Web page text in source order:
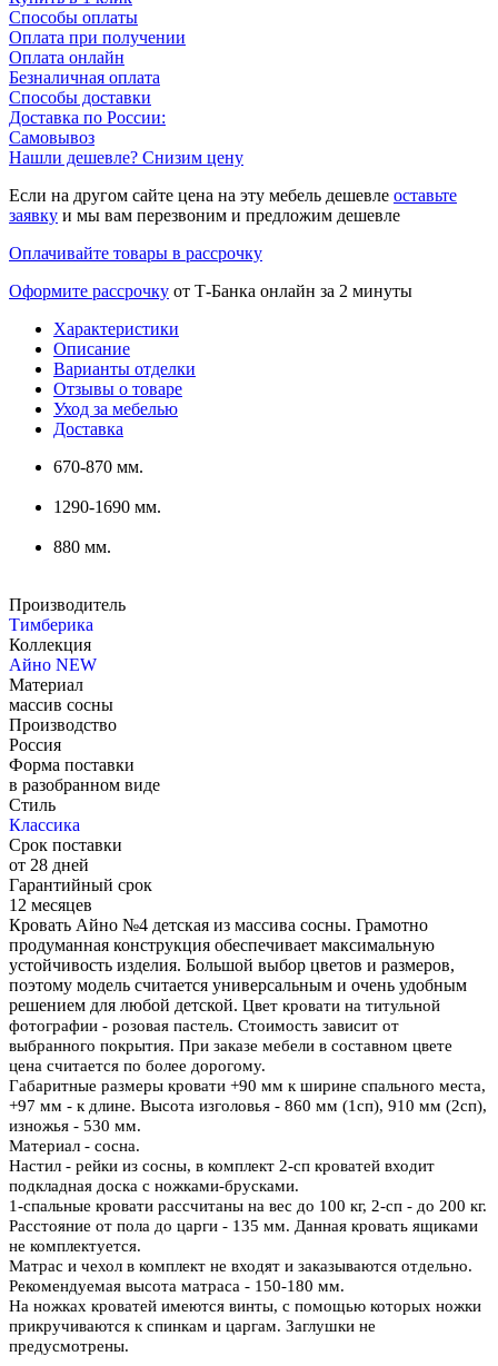
Способы оплаты
Оплата при получении
Оплата онлайн
Безналичная оплата
Способы доставки
Доставка по России:
Самовывоз
Нашли дешевле? Снизим цену
Если на другом сайте цена на эту мебель дешевле оставьте
заявку и мы вам перезвоним и предложим дешевле
Оплачивайте товары в рассрочку
Оформите рассрочку от Т-Банка онлайн за 2 минуты
Характеристики
Описание
Варианты отделки
Отзывы о товаре
Уход за мебелью
Доставка
670-870 мм.
1290-1690 мм.
880 мм.
Производитель
Тимберика
Коллекция
Айно NEW
Материал
массив сосны
Производство
Россия
Форма поставки
в разобранном виде
Стиль
Классика
Срок поставки
от 28 дней
Гарантийный срок
12 месяцев
Кровать Айно №4 детская из массива сосны. Грамотно
продуманная конструкция обеспечивает максимальную
устойчивость изделия. Большой выбор цветов и размеров,
поэтому модель считается универсальным и очень удобным
решением для любой детской. Цвет кровати на титульной
фотографии - розовая пастель. Стоимость зависит от
выбранного покрытия. При заказе мебели в составном цвете
цена считается по более дорогому.
Габаритные размеры кровати +90 мм к ширине спального места,
+97 мм - к длине. Высота изголовья - 860 мм (1сп), 910 мм (2сп),
изножья - 530 мм.
Материал - сосна.
Настил - рейки из сосны, в комплект 2-сп кроватей входит
подкладная доска с ножками-брусками.
1-спальные кровати рассчитаны на вес до 100 кг, 2-сп - до 200 кг.
Расстояние от пола до царги - 135 мм. Данная кровать ящиками
не комплектуется.
Матрас и чехол в комплект не входят и заказываются отдельно.
Рекомендуемая высота матраса - 150-180 мм.
На ножках кроватей имеются винты, с помощью которых ножки
прикручиваются к спинкам и царгам. Заглушки не
предусмотрены.